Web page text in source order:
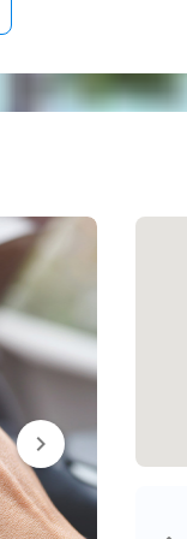
chevron_right